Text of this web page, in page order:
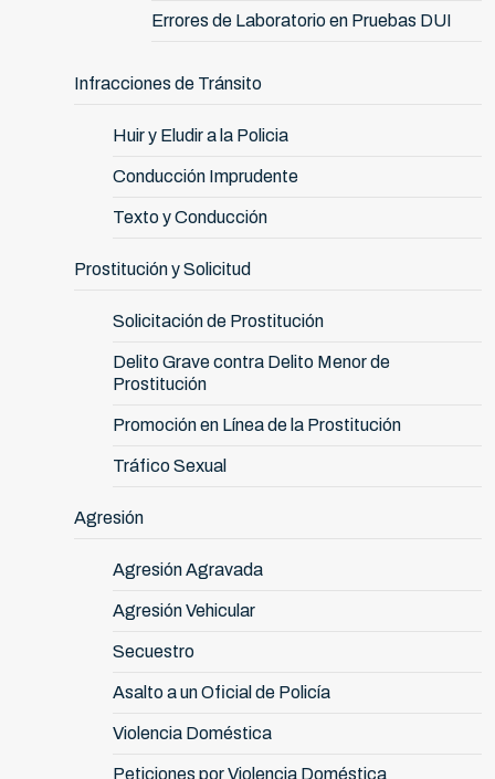
Errores de Laboratorio en Pruebas DUI
Infracciones de Tránsito
Huir y Eludir a la Policia
Conducción Imprudente
Texto y Conducción
Prostitución y Solicitud
Solicitación de Prostitución
Delito Grave contra Delito Menor de
Prostitución
Promoción en Línea de la Prostitución
Tráfico Sexual
Agresión
Agresión Agravada
Agresión Vehicular
Secuestro
Asalto a un Oficial de Policía
Violencia Doméstica
Peticiones por Violencia Doméstica